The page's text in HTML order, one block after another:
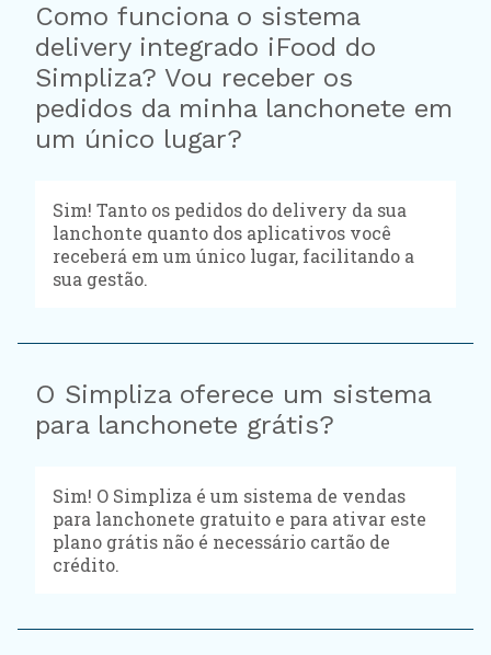
Como funciona o sistema
delivery integrado iFood do
Simpliza? Vou receber os
pedidos da minha lanchonete em
um único lugar?
Sim! Tanto os pedidos do delivery da sua
lanchonte quanto dos aplicativos você
receberá em um único lugar, facilitando a
sua gestão.
O Simpliza oferece um sistema
para lanchonete grátis?
Sim! O Simpliza é um sistema de vendas
para lanchonete gratuito e para ativar este
plano grátis não é necessário cartão de
crédito.